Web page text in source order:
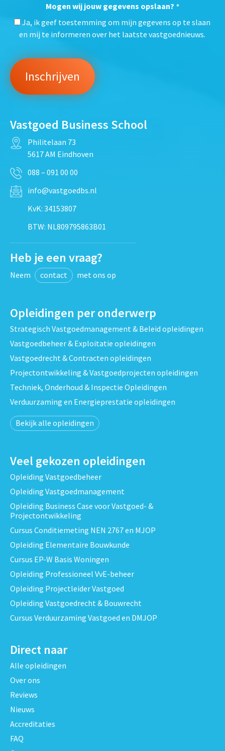
Mogen wij jouw gegevens opslaan? *
Ja, ik geef toestemming om mijn gegevens op te slaan
en mij te informeren over het laatste vastgoednieuws.
Vastgoed Business School
Philitelaan 73
5617 AM Eindhoven
088 – 091 00 00
info@vastgoedbs.nl
KvK: 34153807
BTW: NL809795863B01
Heb je een vraag?
Neem contact met ons op
Opleidingen per onderwerp
Strategisch Vastgoedmanagement & Beleid opleidingen
Vastgoedbeheer & Exploitatie opleidingen
Vastgoedrecht & Contracten opleidingen
Projectontwikkeling & Vastgoedprojecten opleidingen
Techniek, Onderhoud & Inspectie Opleidingen
Verduurzaming en Energieprestatie opleidingen
Bekijk alle opleidingen
Veel gekozen opleidingen
Opleiding Vastgoedbeheer
Opleiding Vastgoedmanagement
Opleiding Business Case voor Vastgoed- &
Projectontwikkeling
Cursus Conditiemeting NEN 2767 en MJOP
Opleiding Elementaire Bouwkunde
Cursus EP-W Basis Woningen
Opleiding Professioneel VvE-beheer
Opleiding Projectleider Vastgoed
Opleiding Vastgoedrecht & Bouwrecht
Cursus Verduurzaming Vastgoed en DMJOP
Direct naar
Alle opleidingen
Over ons
Reviews
Nieuws
Accreditaties
FAQ